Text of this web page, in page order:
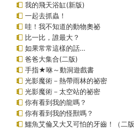
我的飛天浴缸(新版)
一起去抓蟲！
哇！我不知道的動物奧祕
比一比，誰最大？
如果常常這樣的話…
爸爸大集合(二版)
手指★咻～動洞遊戲書
光影魔術－熱帶雨林的祕密
光影魔術－太空站的祕密
你有看到我的龍嗎？
你有看到我的怪獸嗎？
鱷魚艾倫又大又可怕的牙齒！（二